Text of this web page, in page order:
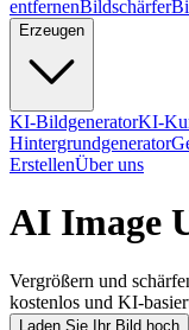
entfernenBildschärfer
Erzeugen
KI-BildgeneratorKI-
Hintergrundgenerator
ErstellenÜber uns
AI Image
Vergrößern und
kostenlos und KI-
Laden Sie Ihr Bild hoch